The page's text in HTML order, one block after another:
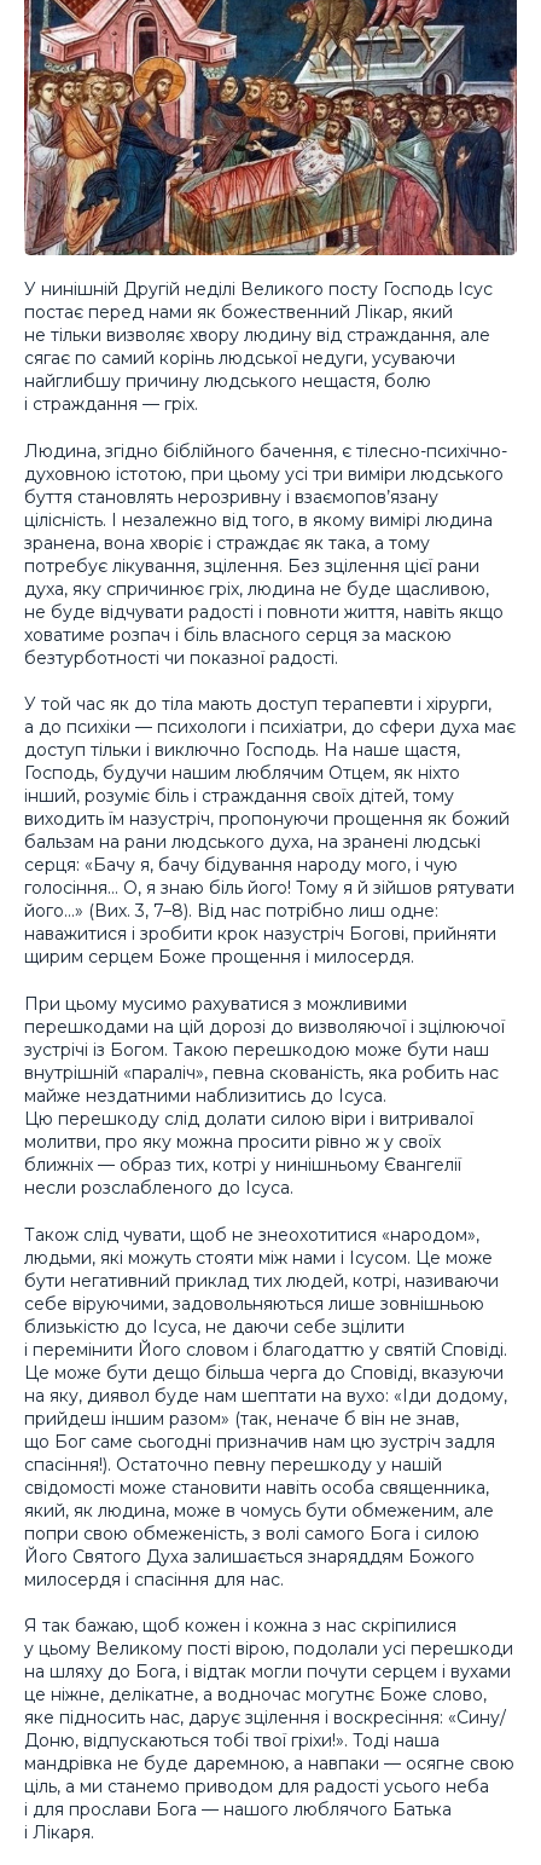
У нинішній Другій неділі Великого посту Господь Ісус
постає перед нами як божественний Лікар, який
не тільки визволяє хвору людину від страждання, але
сягає по самий корінь людської недуги, усуваючи
найглибшу причину людського нещастя, болю
і страждання — гріх.
Людина, згідно біблійного бачення, є тілесно-психічно-
духовною істотою, при цьому усі три виміри людського
буття становлять нерозривну і взаємопов’язану
цілісність. І незалежно від того, в якому вимірі людина
зранена, вона хворіє і страждає як така, а тому
потребує лікування, зцілення. Без зцілення цієї рани
духа, яку спричинює гріх, людина не буде щасливою,
не буде відчувати радості і повноти життя, навіть якщо
ховатиме розпач і біль власного серця за маскою
безтурботності чи показної радості.
У той час як до тіла мають доступ терапевти і хірурги,
а до психіки — психологи і психіатри, до сфери духа має
доступ тільки і виключно Господь. На наше щастя,
Господь, будучи нашим люблячим Отцем, як ніхто
інший, розуміє біль і страждання своїх дітей, тому
виходить їм назустріч, пропонуючи прощення як божий
бальзам на рани людського духа, на зранені людські
серця: «Бачу я, бачу бідування народу мого, і чую
голосіння… О, я знаю біль його! Тому я й зійшов рятувати
його…» (Вих. 3, 7–8). Від нас потрібно лиш одне:
наважитися і зробити крок назустріч Богові, прийняти
щирим серцем Боже прощення і милосердя.
При цьому мусимо рахуватися з можливими
перешкодами на цій дорозі до визволяючої і зцілюючої
зустрічі із Богом. Такою перешкодою може бути наш
внутрішній «параліч», певна скованість, яка робить нас
майже нездатними наблизитись до Ісуса.
Цю перешкоду слід долати силою віри і витривалої
молитви, про яку можна просити рівно ж у своїх
ближніх — образ тих, котрі у нинішньому Євангелії
несли розслабленого до Ісуса.
Також слід чувати, щоб не знеохотитися «народом»,
людьми, які можуть стояти між нами і Ісусом. Це може
бути негативний приклад тих людей, котрі, називаючи
себе віруючими, задовольняються лише зовнішньою
близькістю до Ісуса, не даючи себе зцілити
і перемінити Його словом і благодаттю у святій Сповіді.
Це може бути дещо більша черга до Сповіді, вказуючи
на яку, диявол буде нам шептати на вухо: «Іди додому,
прийдеш іншим разом» (так, неначе б він не знав,
що Бог саме сьогодні призначив нам цю зустріч задля
спасіння!). Остаточно певну перешкоду у нашій
свідомості може становити навіть особа священника,
який, як людина, може в чомусь бути обмеженим, але
попри свою обмеженість, з волі самого Бога і силою
Його Святого Духа залишається знаряддям Божого
милосердя і спасіння для нас.
Я так бажаю, щоб кожен і кожна з нас скріпилися
у цьому Великому пості вірою, подолали усі перешкоди
на шляху до Бога, і відтак могли почути серцем і вухами
це ніжне, делікатне, а водночас могутнє Боже слово,
яке підносить нас, дарує зцілення і воскресіння: «Сину/
Доню, відпускаються тобі твої гріхи!». Тоді наша
мандрівка не буде даремною, а навпаки — осягне свою
ціль, а ми станемо приводом для радості усього неба
і для прослави Бога — нашого люблячого Батька
і Лікаря.